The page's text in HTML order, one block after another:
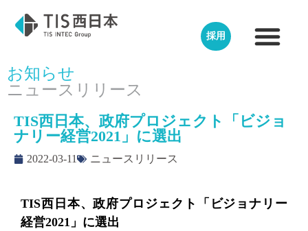
採用
お知らせ
ニュースリリース
TIS西日本、政府プロジェクト「ビジョ
ナリー経営2021」に選出
2022-03-11 ニュースリリース
TIS西日本、政府プロジェクト「ビジョナリー
経営2021」に選出